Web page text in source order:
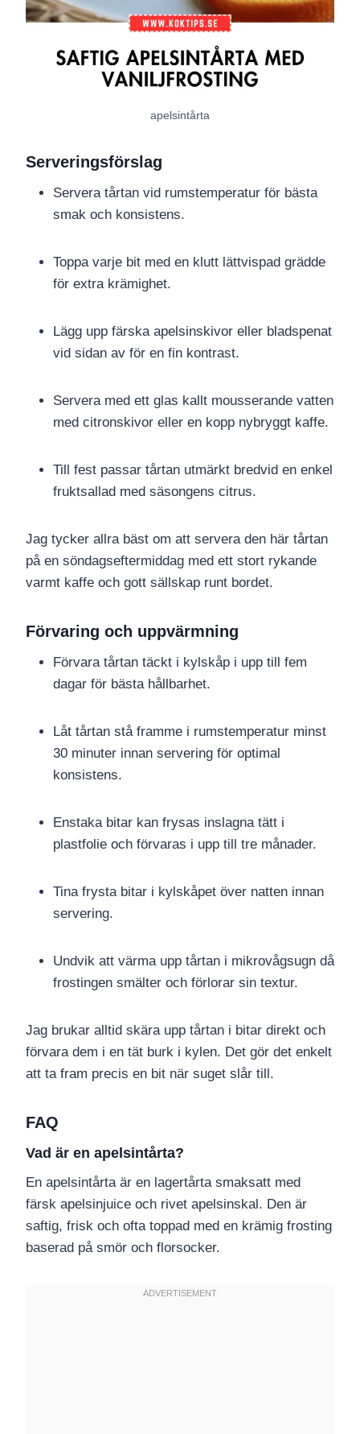
apelsintårta
Serveringsförslag
Servera tårtan vid rumstemperatur för bästa
smak och konsistens.
Toppa varje bit med en klutt lättvispad grädde
för extra krämighet.
Lägg upp färska apelsinskivor eller bladspenat
vid sidan av för en fin kontrast.
Servera med ett glas kallt mousserande vatten
med citronskivor eller en kopp nybryggt kaffe.
Till fest passar tårtan utmärkt bredvid en enkel
fruktsallad med säsongens citrus.
Jag tycker allra bäst om att servera den här tårtan
på en söndagseftermiddag med ett stort rykande
varmt kaffe och gott sällskap runt bordet.
Förvaring och uppvärmning
Förvara tårtan täckt i kylskåp i upp till fem
dagar för bästa hållbarhet.
Låt tårtan stå framme i rumstemperatur minst
30 minuter innan servering för optimal
konsistens.
Enstaka bitar kan frysas inslagna tätt i
plastfolie och förvaras i upp till tre månader.
Tina frysta bitar i kylskåpet över natten innan
servering.
Undvik att värma upp tårtan i mikrovågsugn då
frostingen smälter och förlorar sin textur.
Jag brukar alltid skära upp tårtan i bitar direkt och
förvara dem i en tät burk i kylen. Det gör det enkelt
att ta fram precis en bit när suget slår till.
FAQ
Vad är en apelsintårta?
En apelsintårta är en lagertårta smaksatt med
färsk apelsinjuice och rivet apelsinskal. Den är
saftig, frisk och ofta toppad med en krämig frosting
baserad på smör och florsocker.